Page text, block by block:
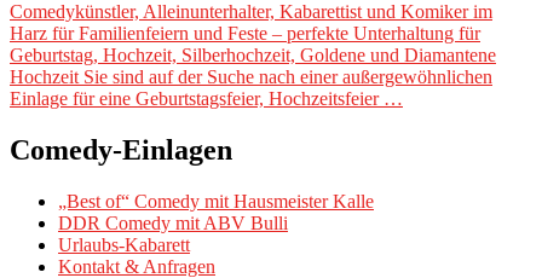
Comedykünstler, Alleinunterhalter, Kabarettist und Komiker im
Harz für Familienfeiern und Feste – perfekte Unterhaltung für
Geburtstag, Hochzeit, Silberhochzeit, Goldene und Diamantene
Hochzeit Sie sind auf der Suche nach einer außergewöhnlichen
Einlage für eine Geburtstagsfeier, Hochzeitsfeier …
Comedy-Einlagen
„Best of“ Comedy mit Hausmeister Kalle
DDR Comedy mit ABV Bulli
Urlaubs-Kabarett
Kontakt & Anfragen